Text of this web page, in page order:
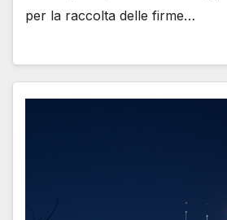
per la raccolta delle firme…